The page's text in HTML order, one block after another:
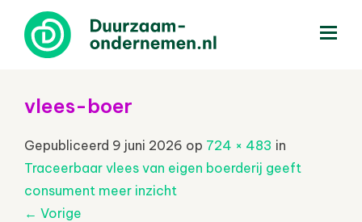
vlees-boer
Gepubliceerd 9 juni 2026 op 724 × 483 in
Traceerbaar vlees van eigen boerderij geeft
consument meer inzicht
← Vorige